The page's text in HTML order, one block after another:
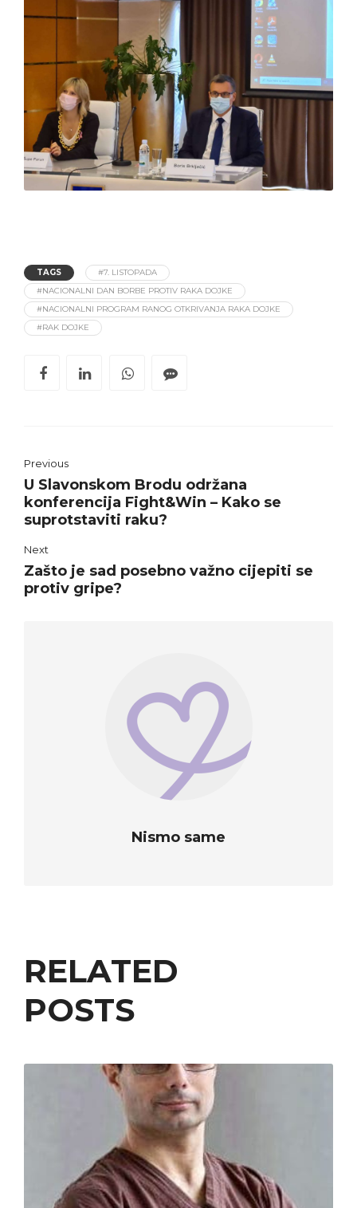
TAGS
#7. LISTOPADA
#NACIONALNI DAN BORBE PROTIV RAKA DOJKE
#NACIONALNI PROGRAM RANOG OTKRIVANJA RAKA DOJKE
#RAK DOJKE
Previous
U Slavonskom Brodu održana
konferencija Fight&Win – Kako se
suprotstaviti raku?
Next
Zašto je sad posebno važno cijepiti se
protiv gripe?
Nismo same
RELATED
POSTS